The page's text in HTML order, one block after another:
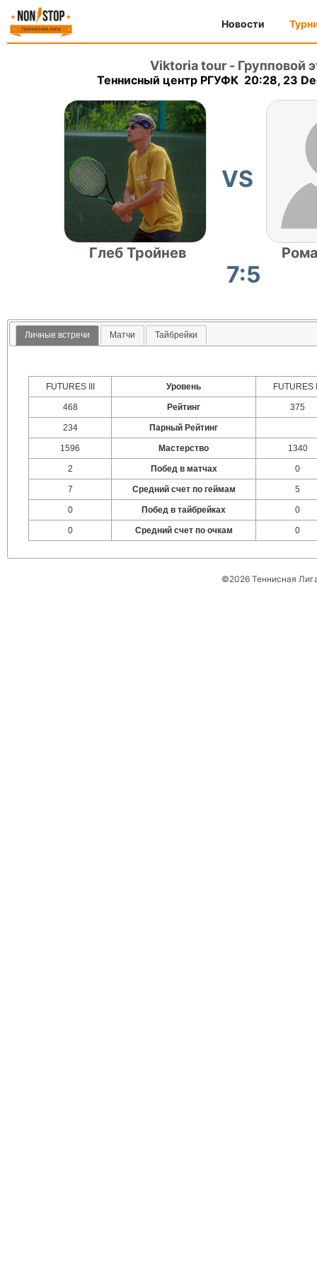
Новости
Viktoria tour - Групповой
Теннисный центр РГУФК 20:28, 23
Глеб Тройнев
VS
7:5
Личные встречи Матчи Тайбрейки
FUTURES III Уровень FUTURES
468 Рейтинг 375
234 Парный Рейтинг
1596 Мастерство 1340
2 Побед в матчах 0
7 Средний счет по геймам 5
0 Побед в тайбрейках 0
0 Средний счет по очкам 0
©2026 Теннисная